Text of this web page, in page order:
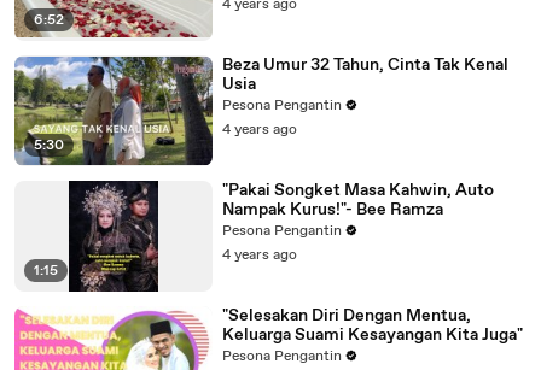
6:52
4 years ago
5:30
Beza Umur 32 Tahun, Cinta Tak Kenal
Usia
Pesona Pengantin
4 years ago
1:15
"Pakai Songket Masa Kahwin, Auto
Nampak Kurus!"- Bee Ramza
Pesona Pengantin
4 years ago
"Selesakan Diri Dengan Mentua,
Keluarga Suami Kesayangan Kita Juga"
Pesona Pengantin